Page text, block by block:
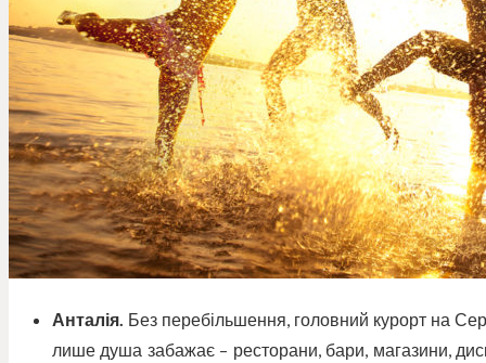
Анталія. Без перебільшення, головний курорт на
лише душа забажає – ресторани, бари, магазини,